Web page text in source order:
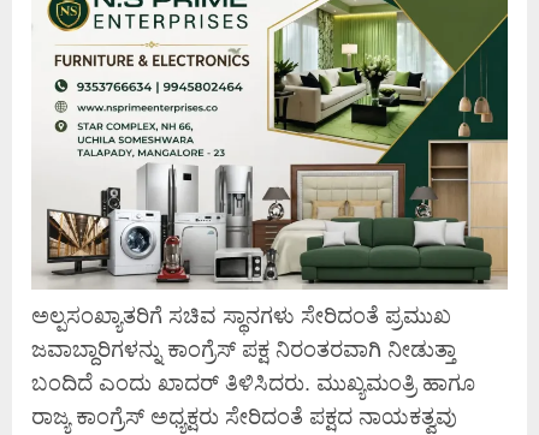
ಅಲ್ಪಸಂಖ್ಯಾತರಿಗೆ ಸಚಿವ ಸ್ಥಾನಗಳು ಸೇರಿದಂತೆ ಪ್ರಮುಖ
ಜವಾಬ್ದಾರಿಗಳನ್ನು ಕಾಂಗ್ರೆಸ್ ಪಕ್ಷ ನಿರಂತರವಾಗಿ ನೀಡುತ್ತಾ
ಬಂದಿದೆ ಎಂದು ಖಾದರ್ ತಿಳಿಸಿದರು. ಮುಖ್ಯಮಂತ್ರಿ ಹಾಗೂ
ರಾಜ್ಯ ಕಾಂಗ್ರೆಸ್ ಅಧ್ಯಕ್ಷರು ಸೇರಿದಂತೆ ಪಕ್ಷದ ನಾಯಕತ್ವವು